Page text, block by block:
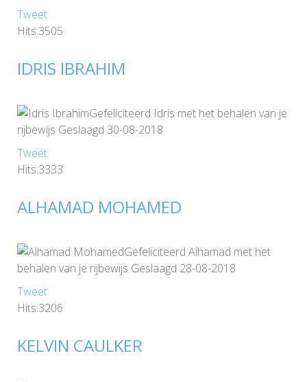
Tweet
Hits:3505
IDRIS IBRAHIM
Gefeliciteerd Idris met het behalen van je
rijbewijs Geslaagd 30-08-2018
Tweet
Hits:3333
ALHAMAD MOHAMED
Gefeliciteerd Alhamad met het
behalen van je rijbewijs Geslaagd 28-08-2018
Tweet
Hits:3206
KELVIN CAULKER